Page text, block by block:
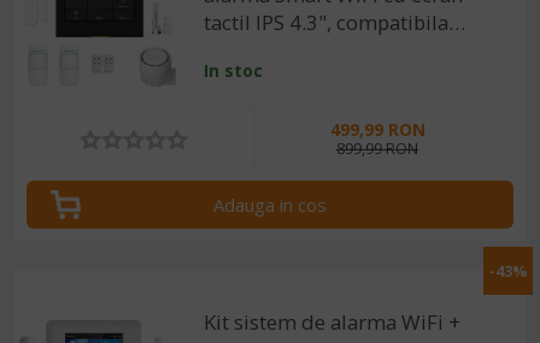
tactil IPS 4.3", compatibila
In stoc
499,99 RON
899,99 RON
Adauga in cos
-43%
Kit sistem de alarma WiFi +